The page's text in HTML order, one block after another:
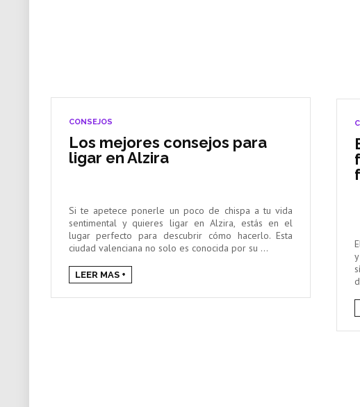
CONSEJOS
Los mejores consejos para
ligar en Alzira
Si te apetece ponerle un poco de chispa a tu vida
sentimental y quieres ligar en Alzira, estás en el
lugar perfecto para descubrir cómo hacerlo. Esta
ciudad valenciana no solo es conocida por su ...
LEER MAS +